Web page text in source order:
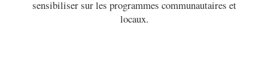
sensibiliser sur les programmes communautaires et
locaux.